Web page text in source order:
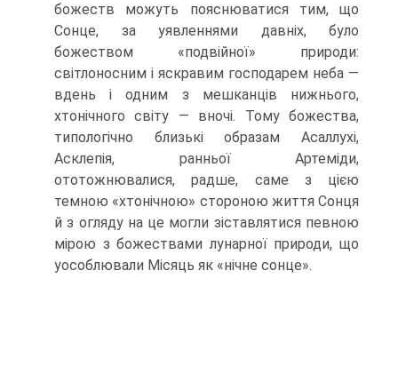
божеств можуть по­яснюватися тим, що
Сонце, за уявленнями давніх, було
божеством «подвійної» природи:
світлоносним і яскравим господарем неба —
вдень і одним з мешканців нижнього,
хтонічного світу — вночі. Тому божества,
типологічно близькі обра­зам Асаллухі,
Асклепія, ранньої Артеміди,
ототожнювалися, радше, саме з цією
темною «хтонічною» стороною життя Сонця
й з огляду на це могли зіставлятися певною
мірою з божествами лунарної природи, що
уособлювали Місяць як «ніч­не сонце».